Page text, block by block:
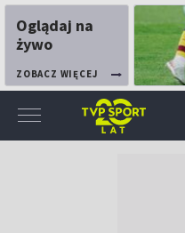
Oglądaj na
żywo
ZOBACZ WIĘCEJ